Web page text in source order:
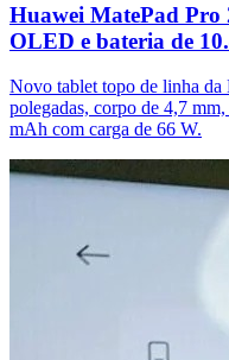
Huawei MatePad Pro
OLED e bateria de
Novo tablet topo de linha
polegadas, corpo de 4,7
mAh com carga de 66 W.